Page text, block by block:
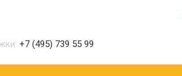
+7 (495) 739 55 99